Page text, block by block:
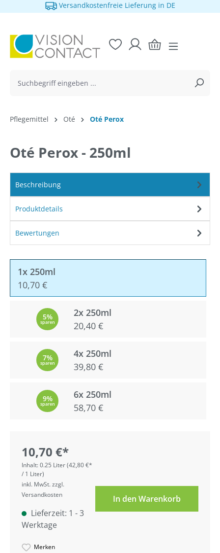
springen
Versandkostenfreie Lieferung in DE
Pflegemittel Oté Oté Perox
Oté Perox - 250ml
Beschreibung
Produktdetails
Bewertungen
1x 250ml
10,70 €
5%
sparen
2x 250ml
20,40 €
7%
sparen
4x 250ml
39,80 €
9%
sparen
6x 250ml
58,70 €
10,70 €*
Inhalt:0.25 Liter(42,80 €*
/ 1 Liter)
inkl. MwSt. zzgl.
Versandkosten
Lieferzeit: 1 - 3
Werktage
Merken
In den Warenkorb